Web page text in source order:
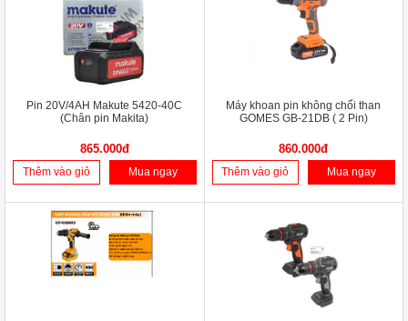
Pin 20V/4AH Makute 5420-40C
(Chân pin Makita)
865.000đ
Thêm vào giỏ Mua ngay
Máy khoan pin không chổi than
GOMES GB-21DB ( 2 Pin)
860.000đ
Thêm vào giỏ Mua ngay